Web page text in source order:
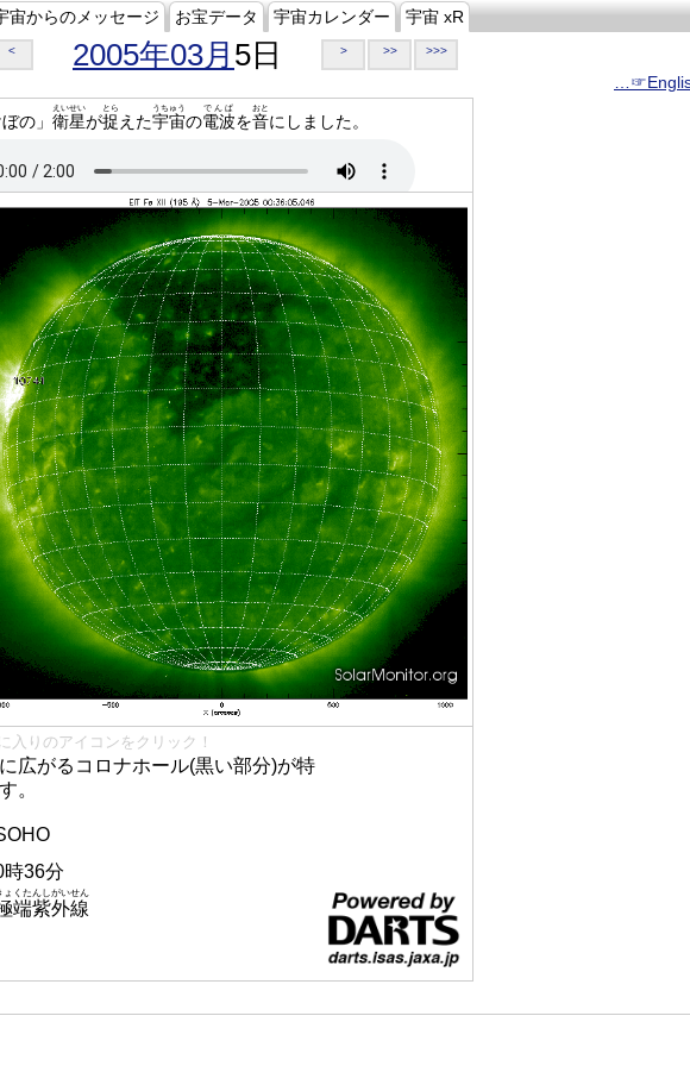
宙からのメッセージ お宝データ 宇宙カレンダー 宇宙 xR
< 2005年03月 5日 > >> >>>
の」 衛星
えいせい
が捉
とら
えた宇宙
うちゅう
の電波
でんぱ
を音
おと
にしました。
入りのアイコンをクリック！
広がるコロナホール(黒い部分)が特
。
時36分
端紫外線
ょくたんしがいせん